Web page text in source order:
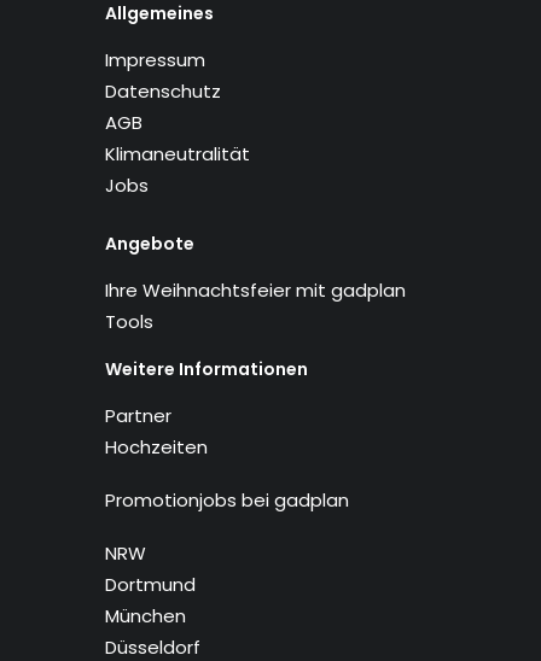
Allgemeines
Impressum
Datenschutz
AGB
Klimaneutralität
Jobs
Angebote
Ihre Weihnachtsfeier mit gadplan
Tools
Weitere Informationen
Partner
Hochzeiten
Promotionjobs bei gadplan
NRW
Dortmund
München
Düsseldorf